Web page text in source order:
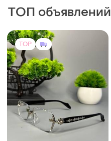
ТОП объявлений
TOP